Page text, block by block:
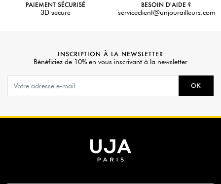
PAIEMENT SÉCURISÉ
3D secure
BESOIN D'AIDE ?
serviceclient@unjourailleurs.com
INSCRIPTION À LA NEWSLETTER
Bénéficiez de 10% en vous inscrivant à la newsletter
OK